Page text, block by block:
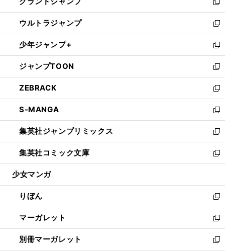
開
く
ド
ウ
で
開
く
ィ
ン
ド
ウ
で
開
く
い
ウ
ィ
ン
ド
ウ
で
開
く
新
し
い
ウ
ィ
ン
ド
ウ
で
開
く
ウルトラジャンプ
新
し
い
ウ
ィ
ン
ド
ウ
で
開
く
少年ジャンプ+
新
し
い
ウ
ィ
ン
ド
ウ
で
開
く
ジャンプTOON
新
し
い
ウ
ィ
ン
ド
ウ
で
開
ZEBRACK
新
し
い
ウ
ィ
ン
ド
ウ
開
く
S-MANGA
新
し
い
ウ
ィ
ン
ウ
で
開
く
集英社ジャンプリミックス
新
し
い
ウ
ン
ド
ウ
で
開
く
集英社コミック文庫
新
し
ウ
ィ
ン
ド
ウ
で
開
少女マンガ
りぼん
新
し
い
ウ
ィ
マーガレット
新
し
い
別冊マーガレット
新